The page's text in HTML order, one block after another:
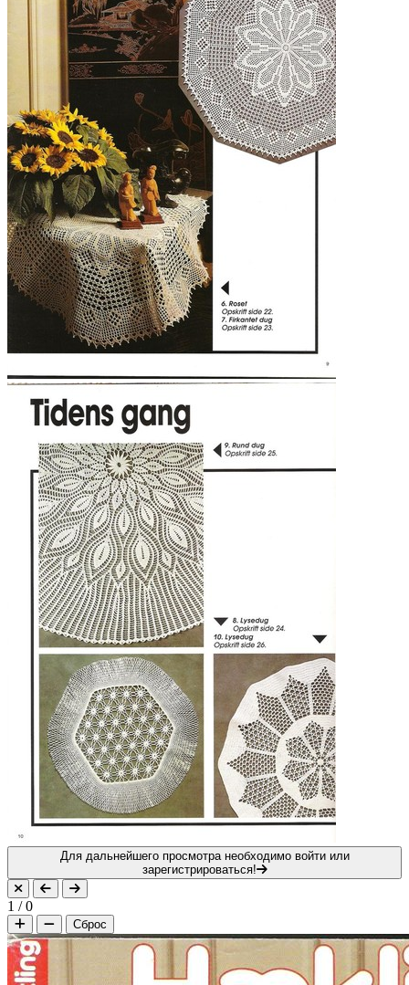
Для дальнейшего просмотра необходимо войти или
зарегистрироваться!
1 /0
Сброс